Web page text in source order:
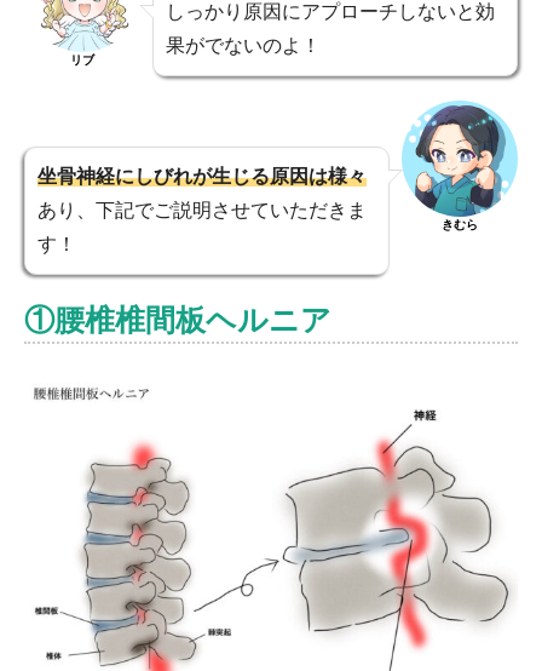
リブ
しっかり原因にアプローチしないと効
果がでないのよ！
坐骨神経にしびれが生じる原因は様々
あり、下記でご説明させていただきま
す！
きむら
①腰椎椎間板ヘルニア